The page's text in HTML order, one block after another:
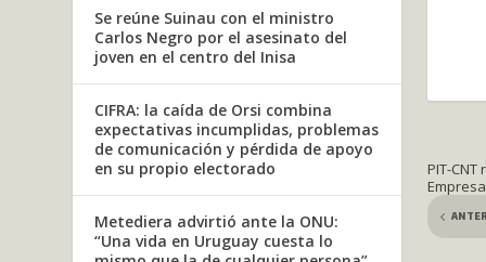
PIT-
Se reúne Suinau con el ministro
Carlos Negro por el asesinato del
joven en el centro del Inisa
CIFRA: la caída de Orsi combina
expectativas incumplidas, problemas
de comunicación y pérdida de apoyo
en su propio electorado
Metediera advirtió ante la ONU:
“Una vida en Uruguay cuesta lo